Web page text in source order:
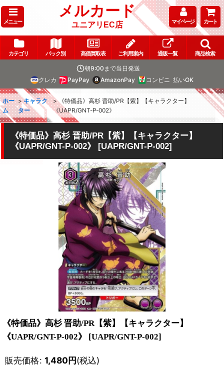
メニュー
メルカード
ユニアリEC店 マイページ カート
カテゴリ パック別 高価買取表 ご利用案内 通販一覧 商品検索
朝9:00まで当日発送
クレカ
PayPay AmazonPay コンビニ 払いOK
ホー
ム
> キャラク
ター
> 《特価品》高杉 晋助/PR【紫】【キャラクター】
《UAPR/GNT-P-002》
《特価品》高杉 晋助/PR【紫】【キャラクター】
《UAPR/GNT-P-002》
[UAPR/GNT-P-002]
《特価品》高杉 晋助/PR【紫】【キャラクター】
《UAPR/GNT-P-002》
[UAPR/GNT-P-002]
販売価格: 1,480円(税込)